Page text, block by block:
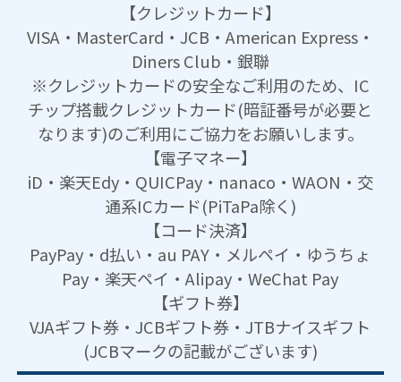
【クレジットカード】
VISA・MasterCard・JCB・American Express・
Diners Club・銀聯
※クレジットカードの安全なご利用のため、IC
チップ搭載クレジットカード(暗証番号が必要と
なります)のご利用にご協力をお願いします。
【電子マネー】
iD・楽天Edy・QUICPay・nanaco・WAON・交
通系ICカード(PiTaPa除く)
【コード決済】
PayPay・d払い・au PAY・メルペイ・ゆうちょ
Pay・楽天ペイ・Alipay・WeChat Pay
【ギフト券】
VJAギフト券・JCBギフト券・JTBナイスギフト
(JCBマークの記載がございます)